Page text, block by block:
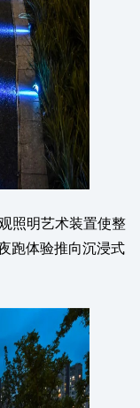
照明艺术装置使整
跑体验推向沉浸式